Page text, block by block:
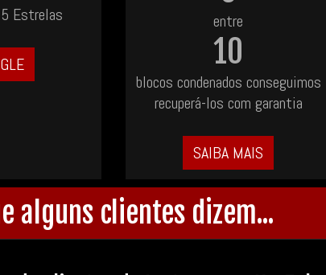
Estrelas entre
10
blocos condenados conseguimos
recuperá-los com garantia
SAIBA MAIS
alguns clientes dizem...